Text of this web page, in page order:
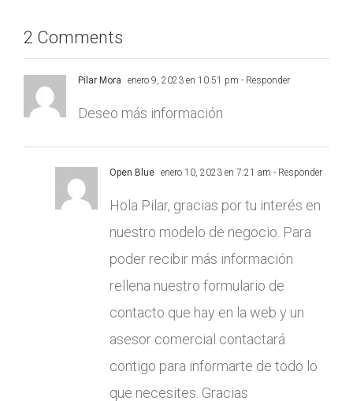
2 Comments
Pilar Mora enero 9, 2023 en 10:51 pm - Responder
Deseo más información
Open Blue enero 10, 2023 en 7:21 am - Responder
Hola Pilar, gracias por tu interés en
nuestro modelo de negocio. Para
poder recibir más información
rellena nuestro formulario de
contacto que hay en la web y un
asesor comercial contactará
contigo para informarte de todo lo
que necesites. Gracias